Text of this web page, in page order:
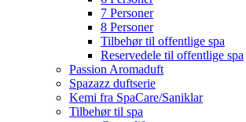
7 Personer
8 Personer
Tilbehør til offentlige spa
Reservedele til offentlige spa
Passion Aromaduft
Spazazz duftserie
Kemi fra SpaCare/Saniklar
Tilbehør til spa